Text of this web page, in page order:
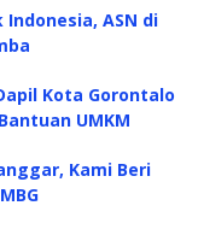
ASN di
Kota Gorontalo
UMKM
Kami Beri